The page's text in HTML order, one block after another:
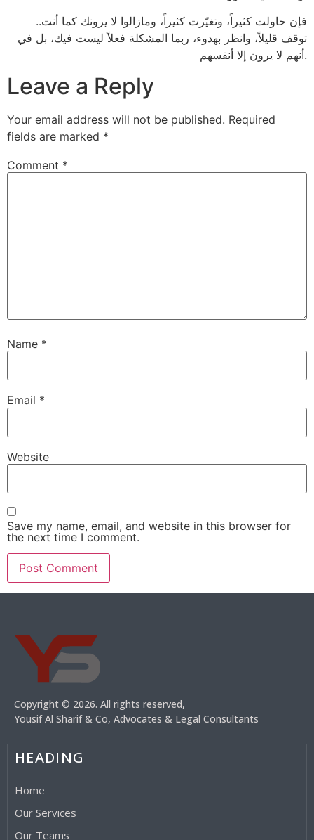
فإن حاولت كثيراً، وتغيّرت كثيراً، ومازالوا لا يرونك كما أنت..
توقف قليلاً، وانظر بهدوء، ربما المشكلة فعلاً ليست فيك، بل في
أنهم لا يرون إلا أنفسهم.
Leave a Reply
Your email address will not be published. Required
fields are marked *
Comment *
Name *
Email *
Website
Save my name, email, and website in this browser for
the next time I comment.
Copyright © 2026. All rights reserved,
Yousif Al Sharif & Co, Advocates & Legal Consultants
HEADING
Home
Our Services
Our Teams